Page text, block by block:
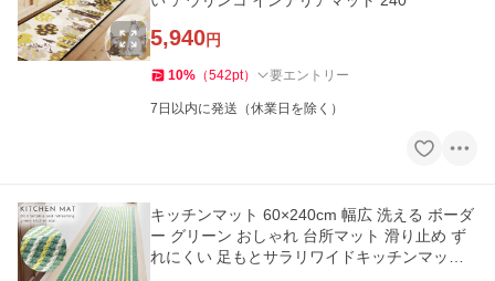
5,940円
10% （542pt） 要エントリー
7日以内に発送（休業日を除く）
キッチンマット 60×240cm 幅広 洗える ボーダ
ー グリーン おしゃれ 台所マット 滑り止め ず
れにくい 足もとサラリワイドキッチンマット